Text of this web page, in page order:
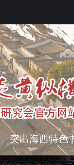
弘扬优秀文化
突出海西特色